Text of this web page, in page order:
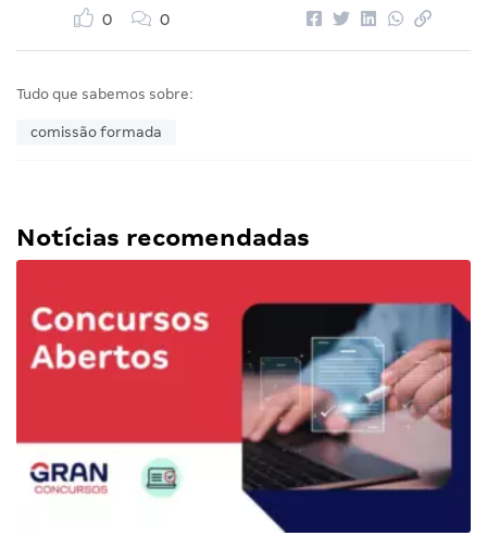
0 0
Tudo que sabemos sobre:
comissão formada
Notícias recomendadas